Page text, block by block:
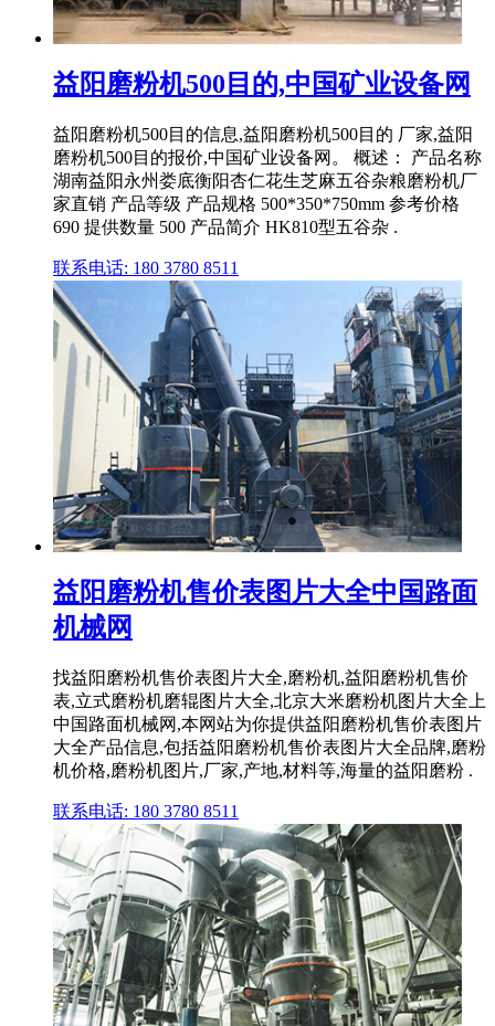
益阳磨粉机500目的,中国矿业设备网
益阳磨粉机500目的信息,益阳磨粉机500目的 厂家,益阳
磨粉机500目的报价,中国矿业设备网。 概述： 产品名称
湖南益阳永州娄底衡阳杏仁花生芝麻五谷杂粮磨粉机厂
家直销 产品等级 产品规格 500*350*750mm 参考价格
690 提供数量 500 产品简介 HK810型五谷杂 .
联系电话: 180 3780 8511
益阳磨粉机售价表图片大全中国路面
机械网
找益阳磨粉机售价表图片大全,磨粉机,益阳磨粉机售价
表,立式磨粉机磨辊图片大全,北京大米磨粉机图片大全上
中国路面机械网,本网站为你提供益阳磨粉机售价表图片
大全产品信息,包括益阳磨粉机售价表图片大全品牌,磨粉
机价格,磨粉机图片,厂家,产地,材料等,海量的益阳磨粉 .
联系电话: 180 3780 8511